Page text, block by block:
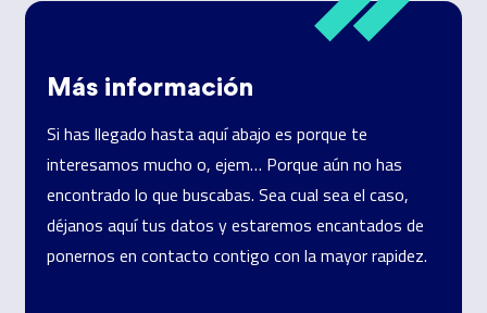
Más información
Si has llegado hasta aquí abajo es porque te
interesamos mucho o, ejem… Porque aún no has
encontrado lo que buscabas. Sea cual sea el caso,
déjanos aquí tus datos y estaremos encantados de
ponernos en contacto contigo con la mayor rapidez.